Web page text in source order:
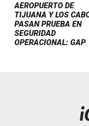
AEROPUERTO DE
TIJUANA Y LOS
PASAN PRUEBA EN
SEGURIDAD
OPERACIONAL: GAP